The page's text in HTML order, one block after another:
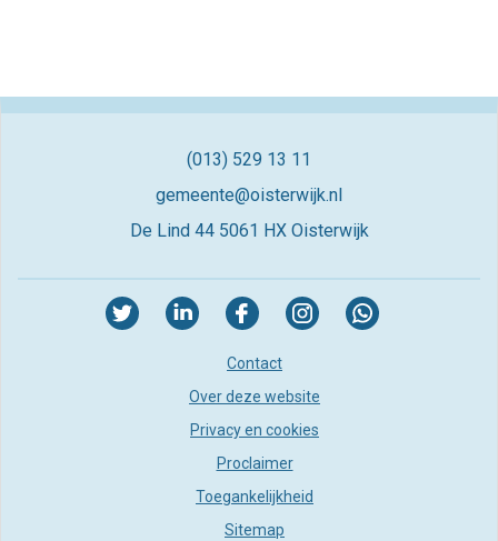
(013) 529 13 11
gemeente@oisterwijk.nl
De Lind 44 5061 HX Oisterwijk
Contact
Over deze website
Privacy en cookies
Proclaimer
Toegankelijkheid
Sitemap